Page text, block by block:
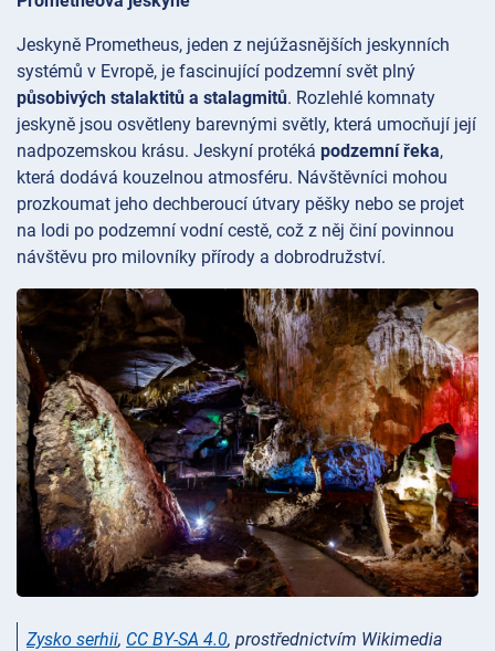
Jeskyně Prometheus, jeden z nejúžasnějších jeskynních
systémů v Evropě, je fascinující podzemní svět plný
působivých stalaktitů a stalagmitů. Rozlehlé komnaty
jeskyně jsou osvětleny barevnými světly, která umocňují její
nadpozemskou krásu. Jeskyní protéká podzemní řeka,
která dodává kouzelnou atmosféru. Návštěvníci mohou
prozkoumat jeho dechberoucí útvary pěšky nebo se projet
na lodi po podzemní vodní cestě, což z něj činí povinnou
návštěvu pro milovníky přírody a dobrodružství.
Zysko serhii, CC BY-SA 4.0, prostřednictvím Wikimedia